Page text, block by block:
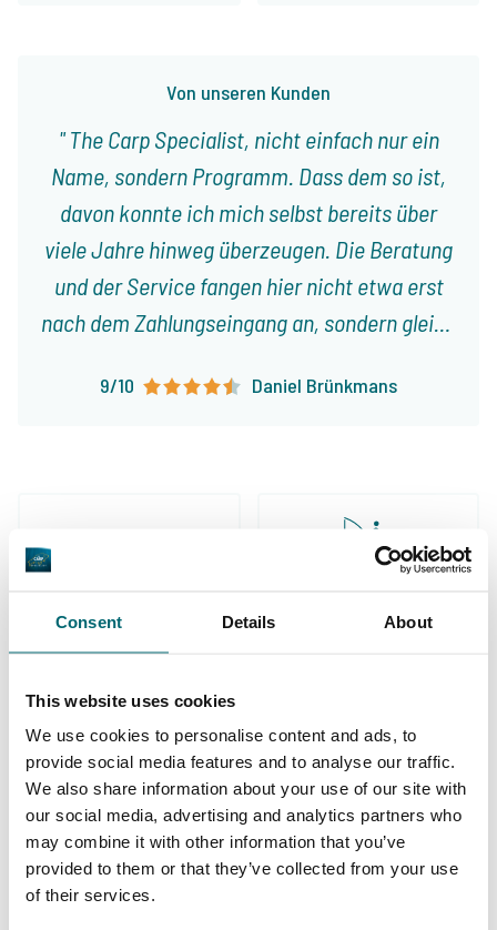
Consent Details About
This website uses cookies
We use cookies to personalise content and ads, to
provide social media features and to analyse our traffic.
We also share information about your use of our site with
our social media, advertising and analytics partners who
may combine it with other information that you’ve
provided to them or that they’ve collected from your use
of their services.
Von unseren Kunden
The Carp Specialist, nicht einfach nur ein
Name, sondern Programm. Dass dem so ist,
davon konnte ich mich selbst bereits über
viele Jahre hinweg überzeugen. Die Beratung
und der Service fangen hier nicht etwa erst
nach dem Zahlungseingang an, sondern gleich
immer viel Zeit für uns, beriet bei der – der
immer unkompliziert und ist reine Formsache.
Hier bekommt man eine ehrliche Beratung!
Auch dieses Jahr fahren wir wieder über The
Carp Specialist in Angelurlaub.
9/10 Daniel Brünkmans
Sorgenfreier Urlaub
Karpfengewässern
Schon 152.929
zufriedene Angler
Von und für
Karpfenangler